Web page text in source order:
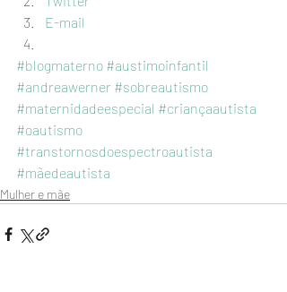
E-mail
#blogmaterno #austimoinfantil
#andreawerner #sobreautismo
#maternidadeespecial #criançaautista
#oautismo
#transtornosdoespectroautista
#mãedeautista
Mulher e mãe